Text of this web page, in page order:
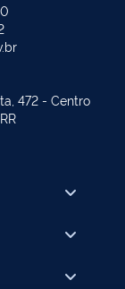
472 - Centro